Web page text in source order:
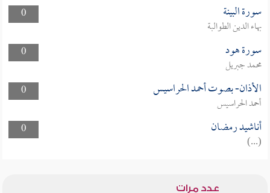
0
سورة البينة
بهاء الدين الطوالبة
0
سورة هود
محمد جبريل
0
الأذان- بصوت أحمد الحراسيس
أحمد الحراسيس
0
أناشيد رمضان
(...)
عدد مرات